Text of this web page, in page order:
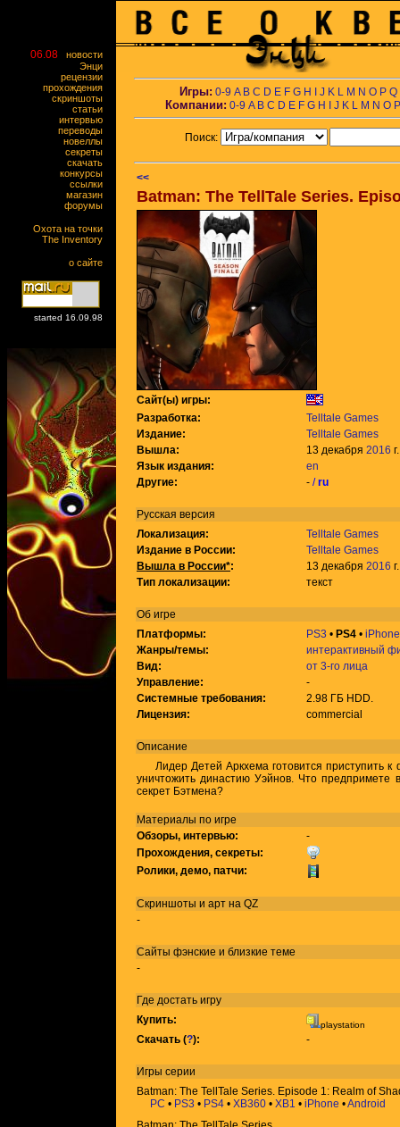
06.08
новости
Энци
рецензии
прохождения
скриншоты
статьи
интервью
переводы
новеллы
секреты
скачать
конкурсы
ссылки
магазин
форумы
Охота на точки
The Inventory
о сайте
started 16.09.98
Игры: 0-9 A B C D E F G H J K L M N O P Q
Компании: 0-9 A B C D E F G H J K L M N O P
Поиск:
<<
Batman: The TellTale Series.
Сайт(ы) игры:
Разработка:
Telltale Games
Издание:
Telltale Games
Вышла:
13 декабря 2016 г.
Язык издания:
en
Другие:
- /ru
Русская версия
Локализация:
Telltale Games
Издание в России:
Telltale Games
Вышла в России*: 13 декабря 2016 г.
Тип локализации:
текст
Об игре
Платформы:
PS3 • PS4 • iPhone
Жанры/темы:
интерактивный
Вид:
от 3-го лица
Управление:
-
Системные требования:
2.98 ГБ HDD.
Лицензия:
commercial
Описание
Лидер Детей Аркхема готовится приступить к
уничтожить династию Уэйнов. Что предпримете
секрет Бэтмена?
Материалы по игре
Обзоры, интервью:
-
Прохождения, секреты:
Ролики, демо, патчи:
Скриншоты и арт на QZ
-
Сайты фэнские и близкие теме
-
Где достать игру
Купить:
playstation
Скачать (?): -
Игры серии
Batman: The TellTale Series. Episode 1: Realm of
PC • PS3 • PS4 • XB360 • XB1 • iPhone •Android